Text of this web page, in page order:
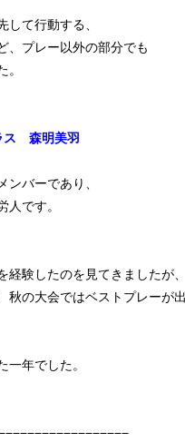
して行動する、
、プレー以外の部分でも
。
ス 森明美羽
ンバーであり、
人です。
経験したのを見てきましたが、
秋の大会ではベストプレーが出
一年でした。